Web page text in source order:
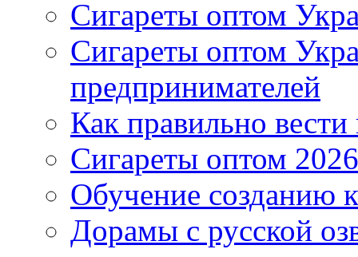
Сигареты оптом
Сигареты оптом
предпринимателей
Как правильно
Сигареты оптом
Обучение созданию
Дорамы с русской